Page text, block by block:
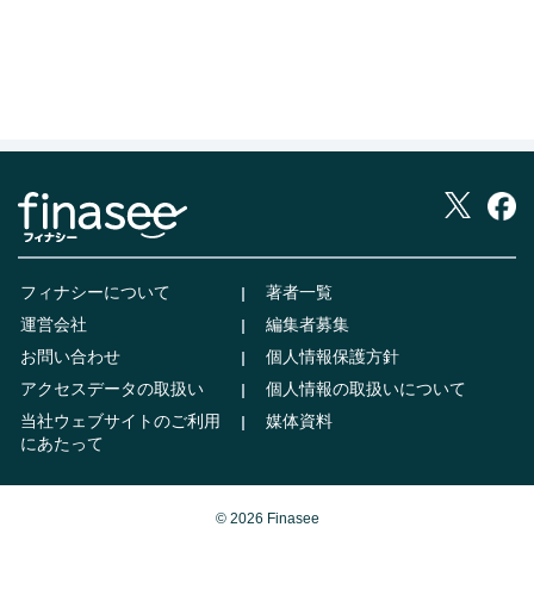
フィナシーについて
著者一覧
運営会社
編集者募集
お問い合わせ
個人情報保護方針
アクセスデータの取扱い
個人情報の取扱いについて
当社ウェブサイトのご利用
にあたって
媒体資料
© 2026 Finasee